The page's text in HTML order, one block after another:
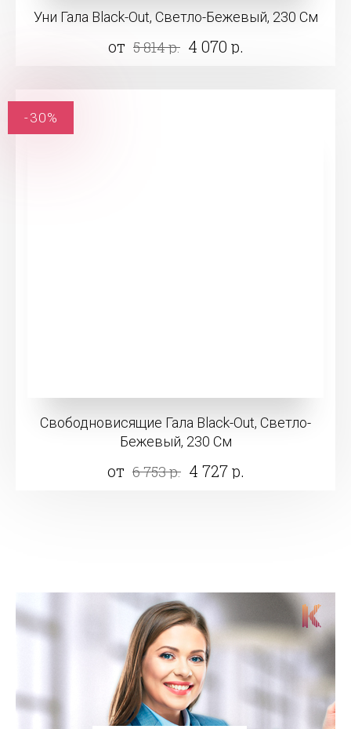
Уни Гала Black-Out, Светло-Бежевый, 230 См
от 5 814 р. 4 070 р.
Свободновисящие Гала Black-Out, Светло-
Бежевый, 230 См
от 6 753 р. 4 727 р.
-30%